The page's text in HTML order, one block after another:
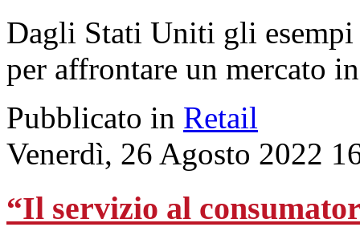
Dagli Stati Uniti gli
per affrontare un mercato
Pubblicato in Retail
Venerdì, 26 Agosto 2022
“Il servizio al